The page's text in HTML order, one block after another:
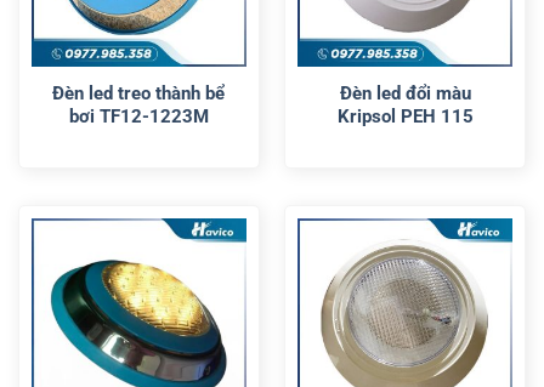
Đèn led treo thành bể
bơi TF12-1223M
Đèn led đổi màu
Kripsol PEH 115